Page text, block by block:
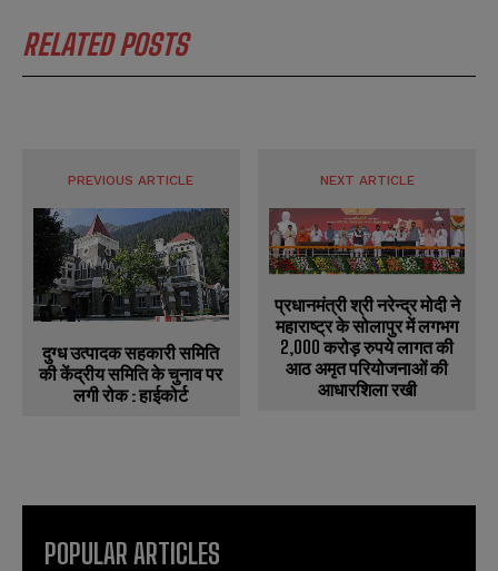
RELATED POSTS
PREVIOUS ARTICLE
दुग्ध उत्पादक सहकारी समिति
की केंद्रीय समिति के चुनाव पर
लगी रोक : हाईकोर्ट
NEXT ARTICLE
प्रधानमंत्री श्री नरेन्‍द्र मोदी ने
महाराष्ट्र के सोलापुर में लगभग
2,000 करोड़ रुपये लागत की
आठ अमृत परियोजनाओं की
आधारशिला रखी
POPULAR ARTICLES